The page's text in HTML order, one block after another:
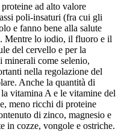
ad alto valore
poli-insaturi (fra cui gli
e fanno bene alla salute
Mentre lo iodio, il fluoro e il
del cervello e per la
minerali come selenio,
nella regolazione del
Anche la quantità di
vitamina A e le vitamine del
meno ricchi di proteine
di zinco, magnesio e
in cozze, vongole e ostriche.